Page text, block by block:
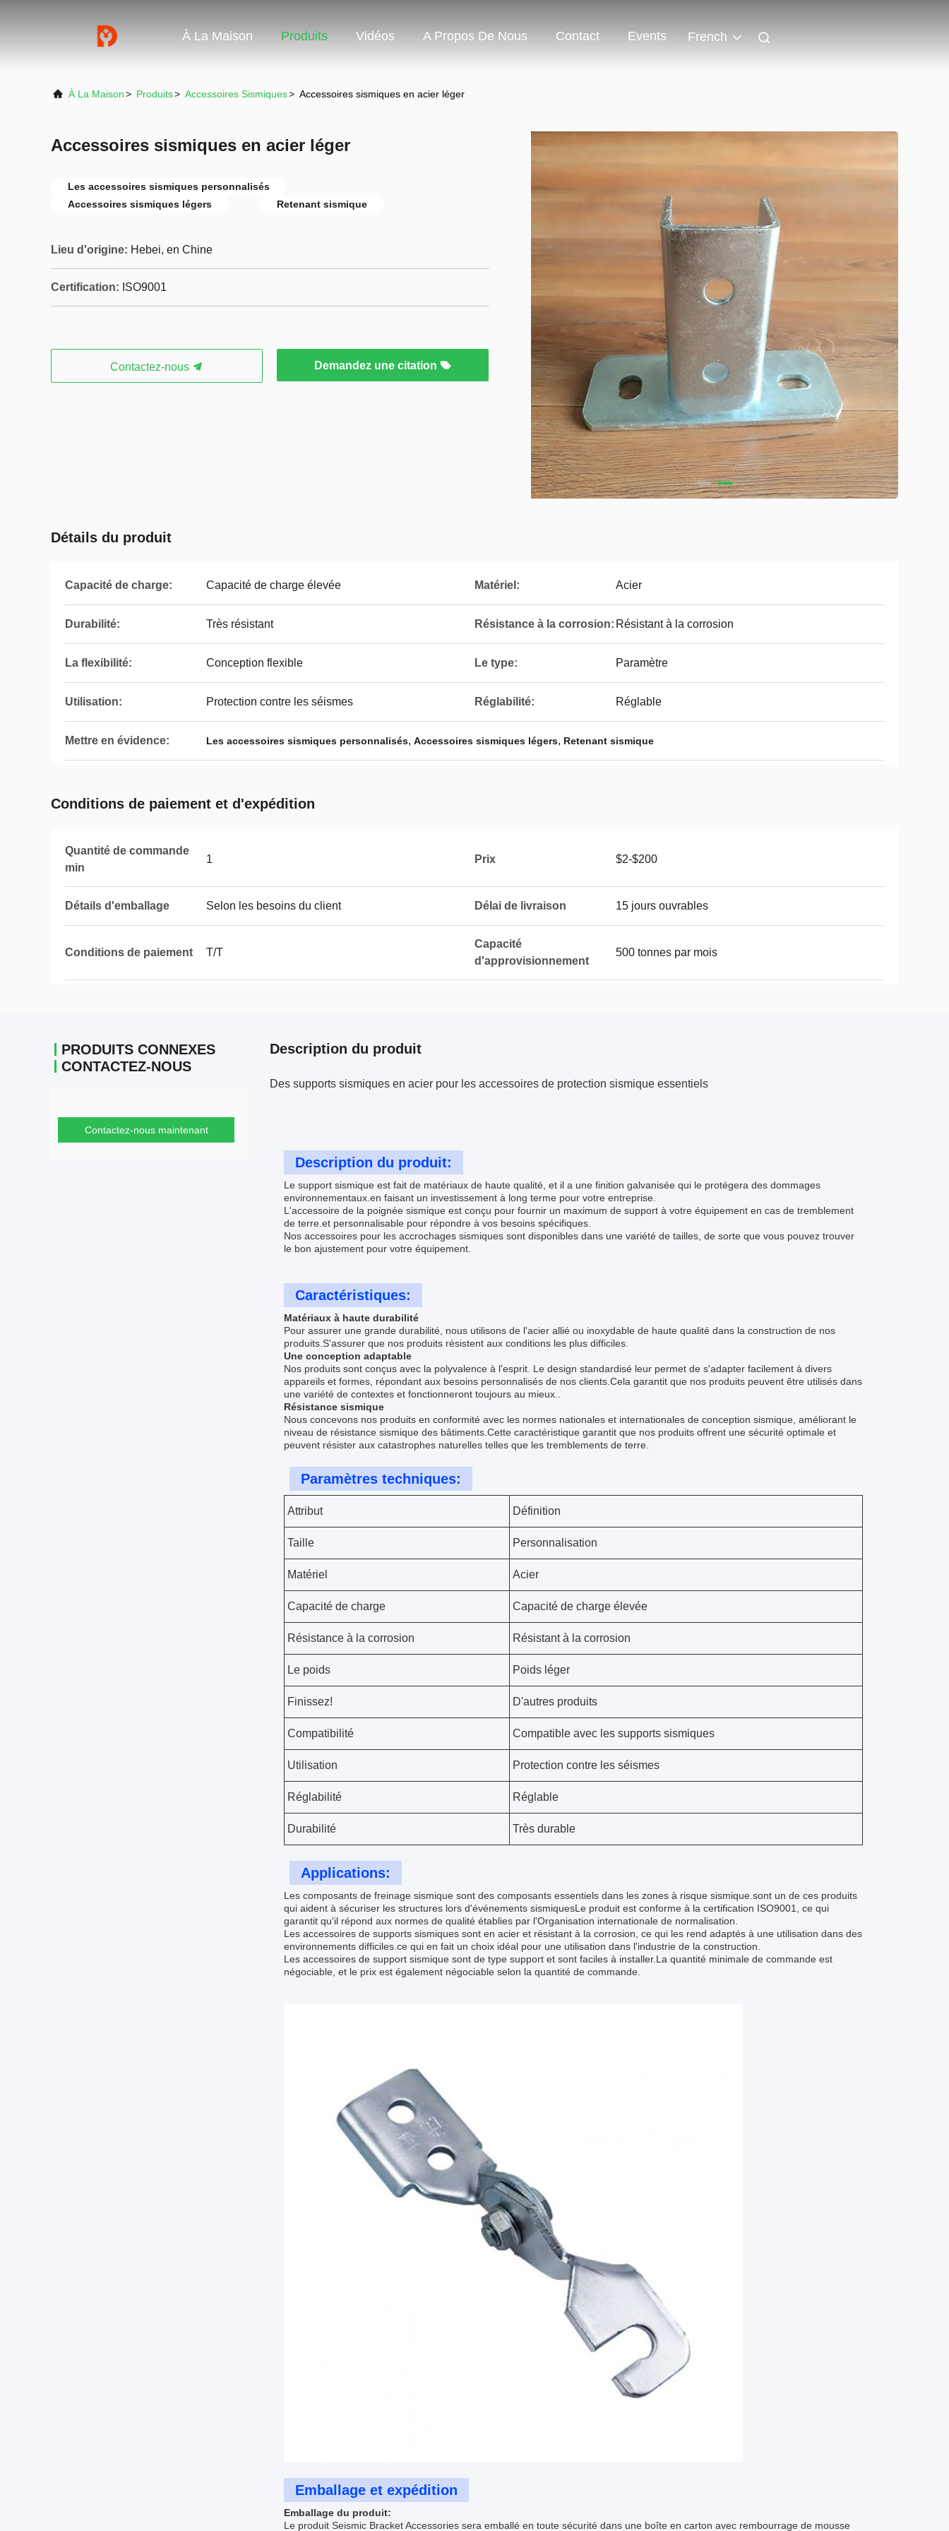
À La Maison Produits Vidéos A Propos De Nous Contact Events French
À La Maison> Produits> Accessoires Sismiques> Accessoires sismiques en acier léger
Accessoires sismiques en acier léger
Les accessoires sismiques personnalisés
Accessoires sismiques légers
Retenant sismique
Lieu d'origine: Hebei, en Chine
Certification: ISO9001
Contactez-nous Demandez une citation
Détails du produit
Capacité de charge: Capacité de charge élevée Matériel: Acier
Durabilité: Très résistant Résistance à la corrosion: Résistant à la corrosion
La flexibilité: Conception flexible Le type: Paramètre
Utilisation: Protection contre les séismes Réglabilité: Réglable
Mettre en évidence: Les accessoires sismiques personnalisés, Accessoires sismiques légers, Retenant sismique
Conditions de paiement et d'expédition
Quantité de commande
min
1 Prix $2-$200
Détails d'emballage Selon les besoins du client Délai de livraison 15 jours ouvrables
Conditions de paiement T/T
Capacité
d'approvisionnement
500 tonnes par mois
PRODUITS CONNEXES
CONTACTEZ-NOUS
Contactez-nous maintenant
Description du produit
Des supports sismiques en acier pour les accessoires de protection sismique essentiels
Description du produit:
Le support sismique est fait de matériaux de haute qualité, et il a une finition galvanisée qui le protégera des dommages
environnementaux.en faisant un investissement à long terme pour votre entreprise.
L'accessoire de la poignée sismique est conçu pour fournir un maximum de support à votre équipement en cas de tremblement
de terre.et personnalisable pour répondre à vos besoins spécifiques.
Nos accessoires pour les accrochages sismiques sont disponibles dans une variété de tailles, de sorte que vous pouvez trouver
le bon ajustement pour votre équipement.
Caractéristiques:
Matériaux à haute durabilité
Pour assurer une grande durabilité, nous utilisons de l'acier allié ou inoxydable de haute qualité dans la construction de nos
produits.S'assurer que nos produits résistent aux conditions les plus difficiles.
Une conception adaptable
Nos produits sont conçus avec la polyvalence à l'esprit. Le design standardisé leur permet de s'adapter facilement à divers
appareils et formes, répondant aux besoins personnalisés de nos clients.Cela garantit que nos produits peuvent être utilisés dans
une variété de contextes et fonctionneront toujours au mieux..
Résistance sismique
Nous concevons nos produits en conformité avec les normes nationales et internationales de conception sismique, améliorant le
niveau de résistance sismique des bâtiments.Cette caractéristique garantit que nos produits offrent une sécurité optimale et
peuvent résister aux catastrophes naturelles telles que les tremblements de terre.
Paramètres techniques:
Attribut Définition
Taille Personnalisation
Matériel Acier
Capacité de charge Capacité de charge élevée
Résistance à la corrosion Résistant à la corrosion
Le poids Poids léger
Finissez! D'autres produits
Compatibilité Compatible avec les supports sismiques
Utilisation Protection contre les séismes
Réglabilité Réglable
Durabilité Très durable
Applications:
Les composants de freinage sismique sont des composants essentiels dans les zones à risque sismique.sont un de ces produits
qui aident à sécuriser les structures lors d'événements sismiquesLe produit est conforme à la certification ISO9001, ce qui
garantit qu'il répond aux normes de qualité établies par l'Organisation internationale de normalisation.
Les accessoires de supports sismiques sont en acier et résistant à la corrosion, ce qui les rend adaptés à une utilisation dans des
environnements difficiles.ce qui en fait un choix idéal pour une utilisation dans l'industrie de la construction.
Les accessoires de support sismique sont de type support et sont faciles à installer.La quantité minimale de commande est
négociable, et le prix est également négociable selon la quantité de commande.
Emballage et expédition
Emballage du produit:
Le produit Seismic Bracket Accessories sera emballé en toute sécurité dans une boîte en carton avec rembourrage de mousse